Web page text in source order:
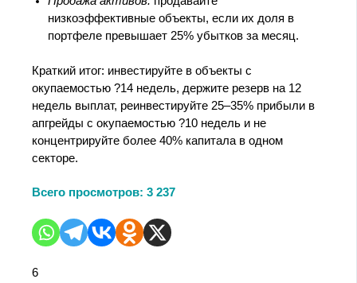
низкоэффективные объекты, если их доля в
портфеле превышает 25% убытков за месяц.
Краткий итог: инвестируйте в объекты с
окупаемостью ?14 недель, держите резерв на 12
недель выплат, реинвестируйте 25–35% прибыли в
апгрейды с окупаемостью ?10 недель и не
концентрируйте более 40% капитала в одном
секторе.
Всего просмотров: 3 237
6